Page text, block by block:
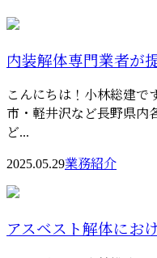
内装解体専門業者が
こんにちは！小林総建で
市・軽井沢など長野県内
ど...
2025.05.29業務紹介
アスベスト解体にお